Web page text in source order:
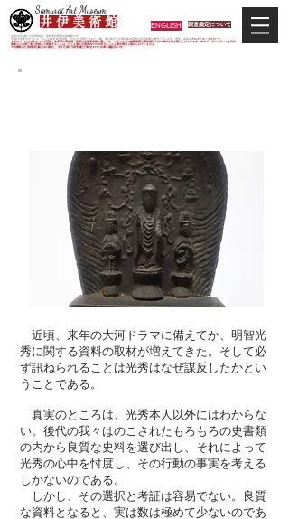
Samurai Art Museum
井 伊 美 術 館 ENGLISH 調査鑑定について
当館は日本唯一の甲冑武具・史料考証専門の美術館です。
平成29年度大河ドラマ「おんな城主 井伊直虎」の主人公直虎とされた人物、徳川四天王の筆頭井伊直政の直系後裔が運営しています。歴史と武具の本格派が集う美術館です。
＊当サイトにおけるすべての写真・文章等の著作権・版権は井伊美術館に属します。コピーなどの無断複製は著作権法上での例外を除き禁じられています。本サイトのコンテンツを代行
業者などの第三者に依頼して複製することは、たとえ個人や家庭内での利用であっても著作権法上認められていません。
※当館展示の刀剣類等は銃刀法に遵法し、​全て正真の刀剣登録証が添付されている事を確認済みです。
〈明智三尊仏〉
〈1〉
近頃、来年の大河ドラマに備えてか、明智光
秀に関する資料の取材が増えてきた。そして必
ず訊ねられることは光秀はなぜ謀反したかとい
うことである。
真実のところは、光秀本人以外にはわからな
い。後代の我々はのこされたもろもろの史書類
の内から良質な史料を選び出し、それによって
光秀の心中を忖度し、その行動の事実を考える
しかないのである。
しかし、その選択と考証は容易でない。良質
な資料となると、実は数は極めて少ないのであ